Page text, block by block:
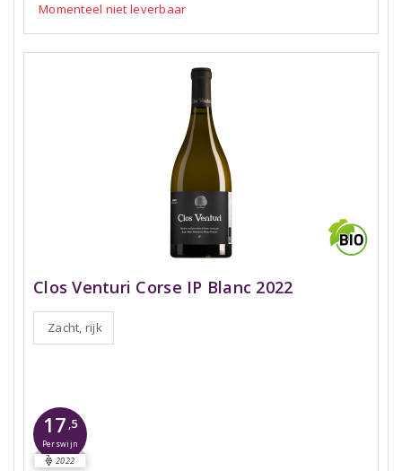
Momenteel niet leverbaar
Clos Venturi Corse IP Blanc 2022
Zacht, rijk
17 ,5
Perswijn
2022